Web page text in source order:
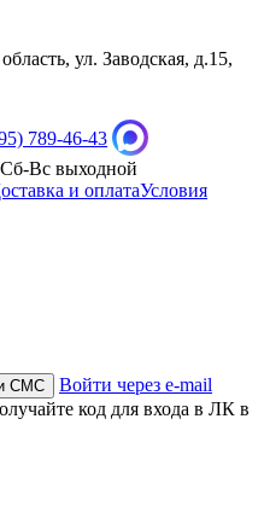
ул. Заводская, д.15,
789-46-43
Сб-Вс выходной
и оплатаУсловия
СМС
Войти через e-mail
код для входа в ЛК в